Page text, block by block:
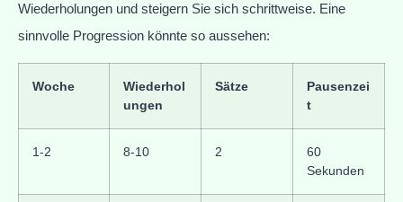
Wiederholungen und steigern Sie sich schrittweise. Eine
sinnvolle Progression könnte so aussehen:
Woche
Wiederhol
ungen
Sätze
Pausenzei
t
1-2 8-10 2
60
Sekunden